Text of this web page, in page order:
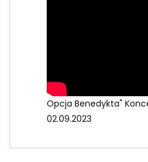
Opcja Benedykta"
02.09.2023